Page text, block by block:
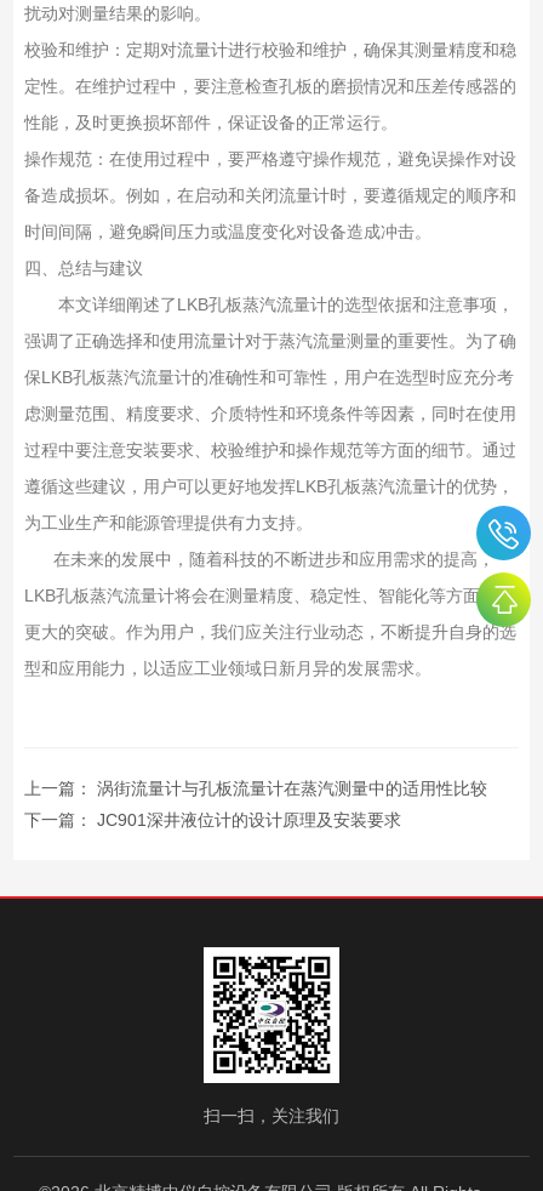
扰动对测量结果的影响。
校验和维护：定期对流量计进行校验和维护，确保其测量精度和稳
定性。在维护过程中，要注意检查孔板的磨损情况和压差传感器的
性能，及时更换损坏部件，保证设备的正常运行。
操作规范：在使用过程中，要严格遵守操作规范，避免误操作对设
备造成损坏。例如，在启动和关闭流量计时，要遵循规定的顺序和
时间间隔，避免瞬间压力或温度变化对设备造成冲击。
四、总结与建议
本文详细阐述了LKB孔板蒸汽流量计的选型依据和注意事项，
强调了正确选择和使用流量计对于蒸汽流量测量的重要性。为了确
保LKB孔板蒸汽流量计的准确性和可靠性，用户在选型时应充分考
虑测量范围、精度要求、介质特性和环境条件等因素，同时在使用
过程中要注意安装要求、校验维护和操作规范等方面的细节。通过
遵循这些建议，用户可以更好地发挥LKB孔板蒸汽流量计的优势，
为工业生产和能源管理提供有力支持。
在未来的发展中，随着科技的不断进步和应用需求的提高，
LKB孔板蒸汽流量计将会在测量精度、稳定性、智能化等方面实现
更大的突破。作为用户，我们应关注行业动态，不断提升自身的选
型和应用能力，以适应工业领域日新月异的发展需求。
上一篇： 涡街流量计与孔板流量计在蒸汽测量中的适用性比较
下一篇： JC901深井液位计的设计原理及安装要求
扫一扫，关注我们